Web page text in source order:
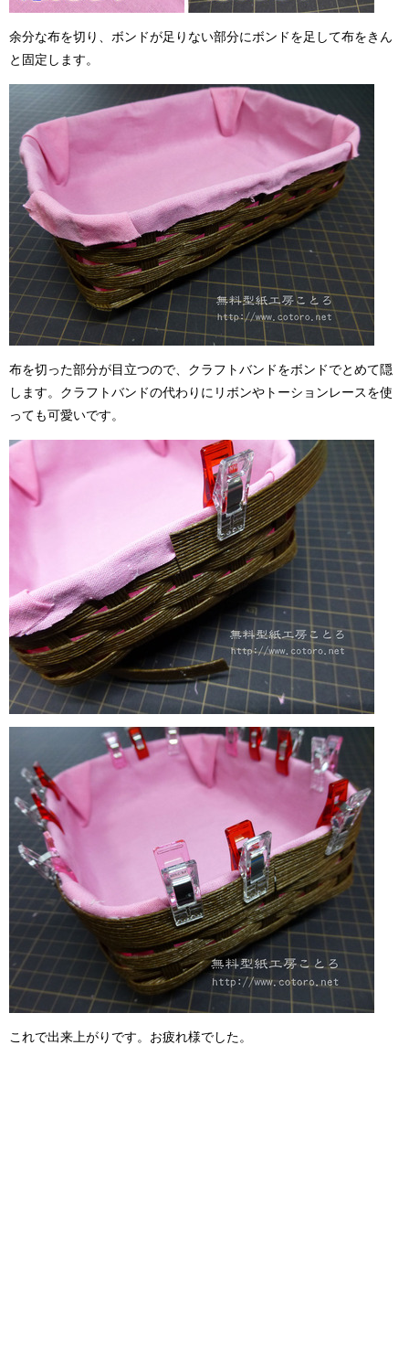
余分な布を切り、ボンドが足りない部分にボンドを足して布をきん
と固定します。
布を切った部分が目立つので、クラフトバンドをボンドでとめて隠
します。クラフトバンドの代わりにリボンやトーションレースを使
っても可愛いです。
これで出来上がりです。お疲れ様でした。